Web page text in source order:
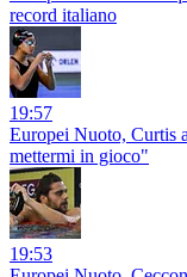
record italiano
19:57
Europei Nuoto, Curtis
mettermi in gioco"
19:53